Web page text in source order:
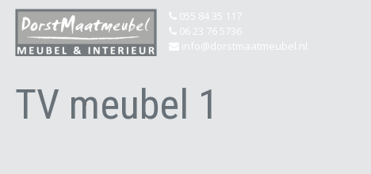
055 84 35 117
06 23 76 5736
info@dorstmaatmeubel.nl
TV meubel 1